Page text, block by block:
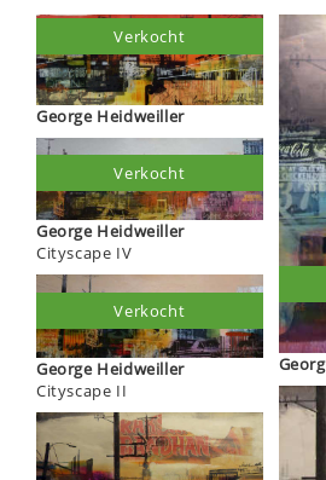
George Heidweiller
Verkocht
George Heidweiller
Cityscape IV
Verkocht
George Heidweiller
Cityscape II
Verkocht